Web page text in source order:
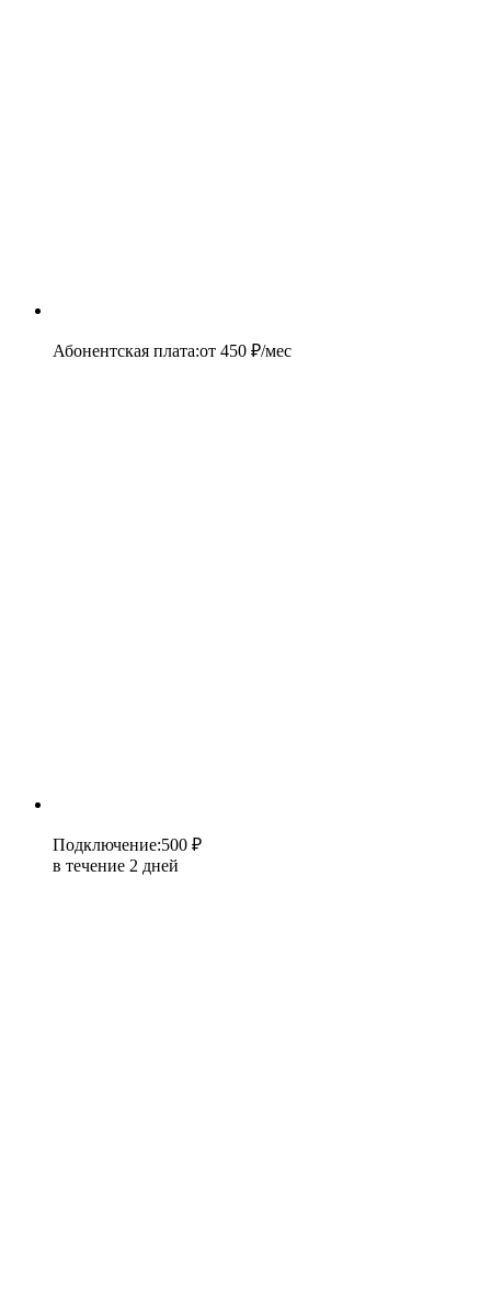
Абонентская плата:от 450 ₽/мес
Подключение:500 ₽
в течение 2 дней